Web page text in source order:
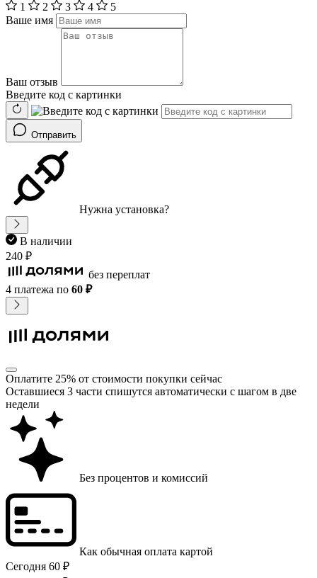
1
2 3 4
5
Ваше имя
Ваш отзыв
Введите код с картинки
Отправить
Нужна установка?
В наличии
240 ₽
без переплат
4 платежа по 60 ₽
Оплатите 25% от стоимости покупки сейчас
Оставшиеся 3 части спишутся автоматически с шагом в две
недели
Без процентов и комиссий
Как обычная оплата картой
Сегодня 60 ₽